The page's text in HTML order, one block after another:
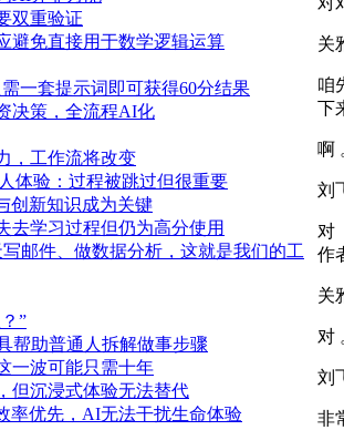
双重验证
避免直接用于数学逻辑运算
一套提示词即可获得60分结果
决策，全流程AI化
，工作流将改变
体验：过程被跳过但很重要
创新知识成为关键
去学习过程但仍为高分使用
邮件、做数据分析，这就是我们的工
”
帮助普通人拆解做事步骤
一波可能只需十年
但沉浸式体验无法替代
率优先，AI无法干扰生命体验
关
咱
下
啊
刘
对
作
关
对
刘
非